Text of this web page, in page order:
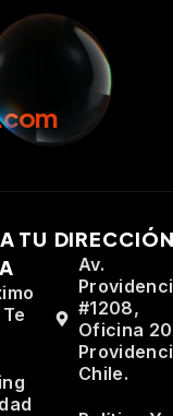
TU
Av.
#1208,
Oficina
Chile.